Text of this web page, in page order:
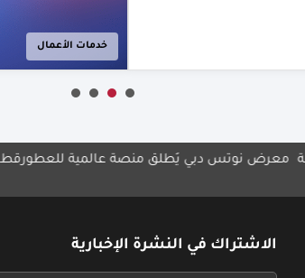
الأزياء
يُطلق منصة عالمية للعطورقطاع الامتياز
الاشتراك في النشرة الإخبارية